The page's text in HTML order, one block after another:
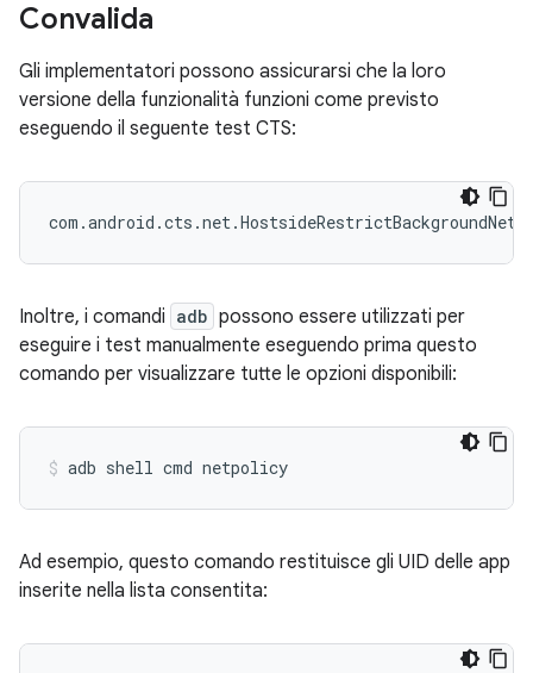
Convalida
Gli implementatori possono assicurarsi che la loro
versione della funzionalità funzioni come previsto
eseguendo il seguente test CTS:
Inoltre, i comandi adb possono essere utilizzati per
eseguire i test manualmente eseguendo prima questo
comando per visualizzare tutte le opzioni disponibili:
Ad esempio, questo comando restituisce gli UID delle app
inserite nella lista consentita: